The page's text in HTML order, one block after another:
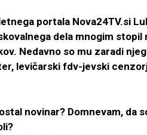
portala Nova24TV.si
dela mnogim stopil
Nedavno so mu zaradi
levičarski fdv-jevski
novinar? Domnevam, da